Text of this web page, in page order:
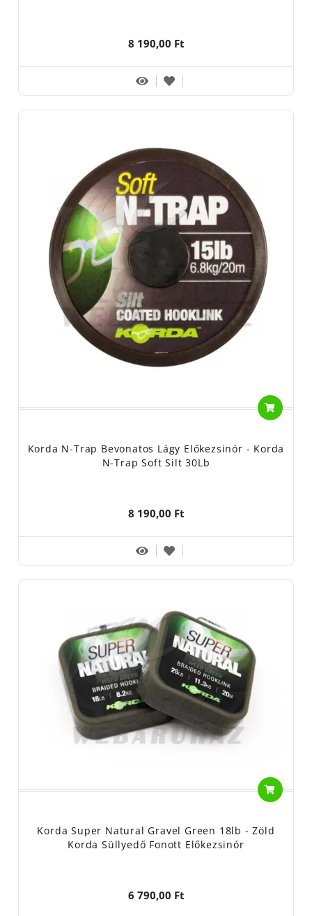
8 190,00 Ft
Korda N-Trap Bevonatos Lágy Előkezsinór - Korda
N-Trap Soft Silt 30Lb
8 190,00 Ft
Korda Super Natural Gravel Green 18lb - Zöld
Korda Süllyedő Fonott Előkezsinór
6 790,00 Ft